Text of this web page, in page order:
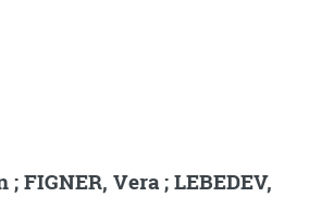
; FIGNER, Vera ; LEBEDEV,